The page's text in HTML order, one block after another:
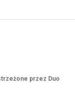
przez Duo